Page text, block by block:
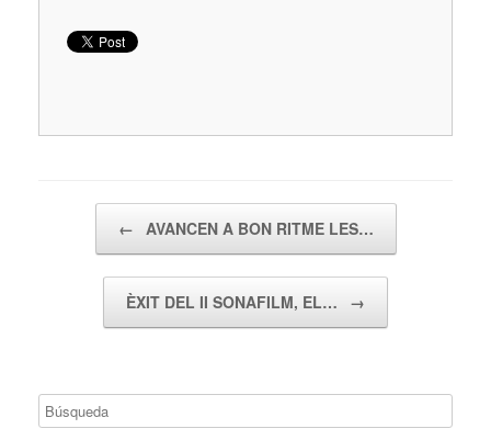
← AVANCEN A BON RITME LES…
ÈXIT DEL II SONAFILM, EL… →